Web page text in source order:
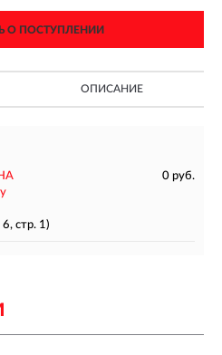
О ПОСТУПЛЕНИИ
ОПИСАНИЕ
0 руб.
стр. 1)